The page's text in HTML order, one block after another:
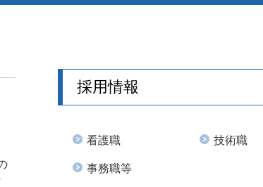
採用情報
看護職 技術職
事務職等